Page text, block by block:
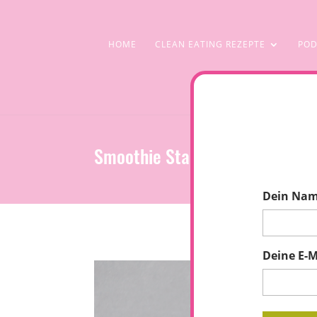
HOME CLEAN EATING REZEPTE
Smoothie Stacks! Fruchtiger
Dein
Deine E-